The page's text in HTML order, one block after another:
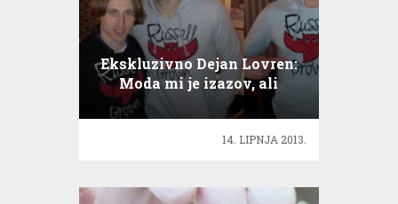
Ekskluzivno Dejan Lovren:
Moda mi je izazov, ali
ostajem u nogometu!
14. LIPNJA 2013.